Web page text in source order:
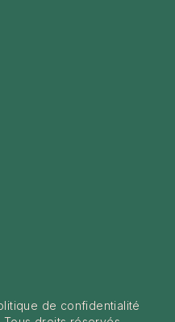
de confidentialité